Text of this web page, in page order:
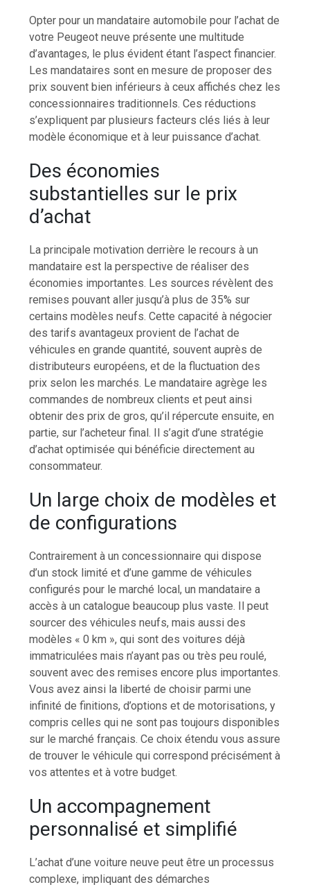
Opter pour un mandataire automobile pour l’achat de
votre Peugeot neuve présente une multitude
d’avantages, le plus évident étant l’aspect financier.
Les mandataires sont en mesure de proposer des
prix souvent bien inférieurs à ceux affichés chez les
concessionnaires traditionnels. Ces réductions
s’expliquent par plusieurs facteurs clés liés à leur
modèle économique et à leur puissance d’achat.
Des économies
substantielles sur le prix
d’achat
La principale motivation derrière le recours à un
mandataire est la perspective de réaliser des
économies importantes. Les sources révèlent des
remises pouvant aller jusqu’à plus de 35% sur
certains modèles neufs. Cette capacité à négocier
des tarifs avantageux provient de l’achat de
véhicules en grande quantité, souvent auprès de
distributeurs européens, et de la fluctuation des
prix selon les marchés. Le mandataire agrège les
commandes de nombreux clients et peut ainsi
obtenir des prix de gros, qu’il répercute ensuite, en
partie, sur l’acheteur final. Il s’agit d’une stratégie
d’achat optimisée qui bénéficie directement au
consommateur.
Un large choix de modèles et
de configurations
Contrairement à un concessionnaire qui dispose
d’un stock limité et d’une gamme de véhicules
configurés pour le marché local, un mandataire a
accès à un catalogue beaucoup plus vaste. Il peut
sourcer des véhicules neufs, mais aussi des
modèles « 0 km », qui sont des voitures déjà
immatriculées mais n’ayant pas ou très peu roulé,
souvent avec des remises encore plus importantes.
Vous avez ainsi la liberté de choisir parmi une
infinité de finitions, d’options et de motorisations, y
compris celles qui ne sont pas toujours disponibles
sur le marché français. Ce choix étendu vous assure
de trouver le véhicule qui correspond précisément à
vos attentes et à votre budget.
Un accompagnement
personnalisé et simplifié
L’achat d’une voiture neuve peut être un processus
complexe, impliquant des démarches